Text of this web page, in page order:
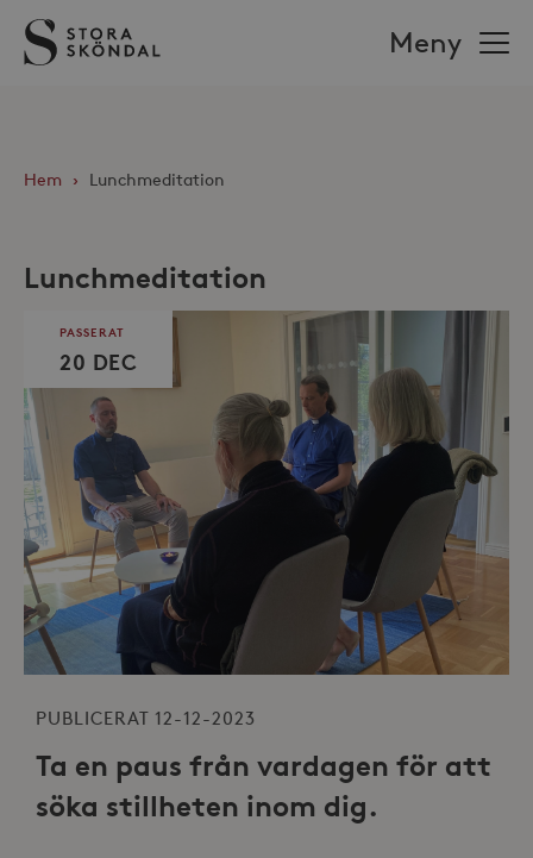
Stora
Sköndal
Meny
Hem › Lunchmeditation
Lunchmeditation
PASSERAT
20 DEC
PUBLICERAT 12-12-2023
Ta en paus från vardagen för att
söka stillheten inom dig.